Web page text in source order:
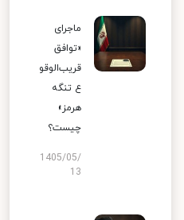
ماجرای
«توافق
قریب‌الوقو
ع تنگه
هرمز»
چیست؟
1405/05/
13